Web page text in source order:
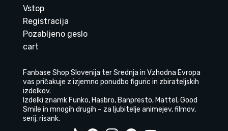
Vstop
Registracija
Pozabljeno geslo
cart
Fanbase Shop Slovenija ter Srednja in Vzhodna Evropa
vas pričakuje z izjemno ponudbo figuric in zbirateljskih
izdelkov.
Izdelki znamk Funko, Hasbro, Banpresto, Mattel, Good
Smile in mnogih drugih – za ljubitelje animejev, filmov,
serij, risank.